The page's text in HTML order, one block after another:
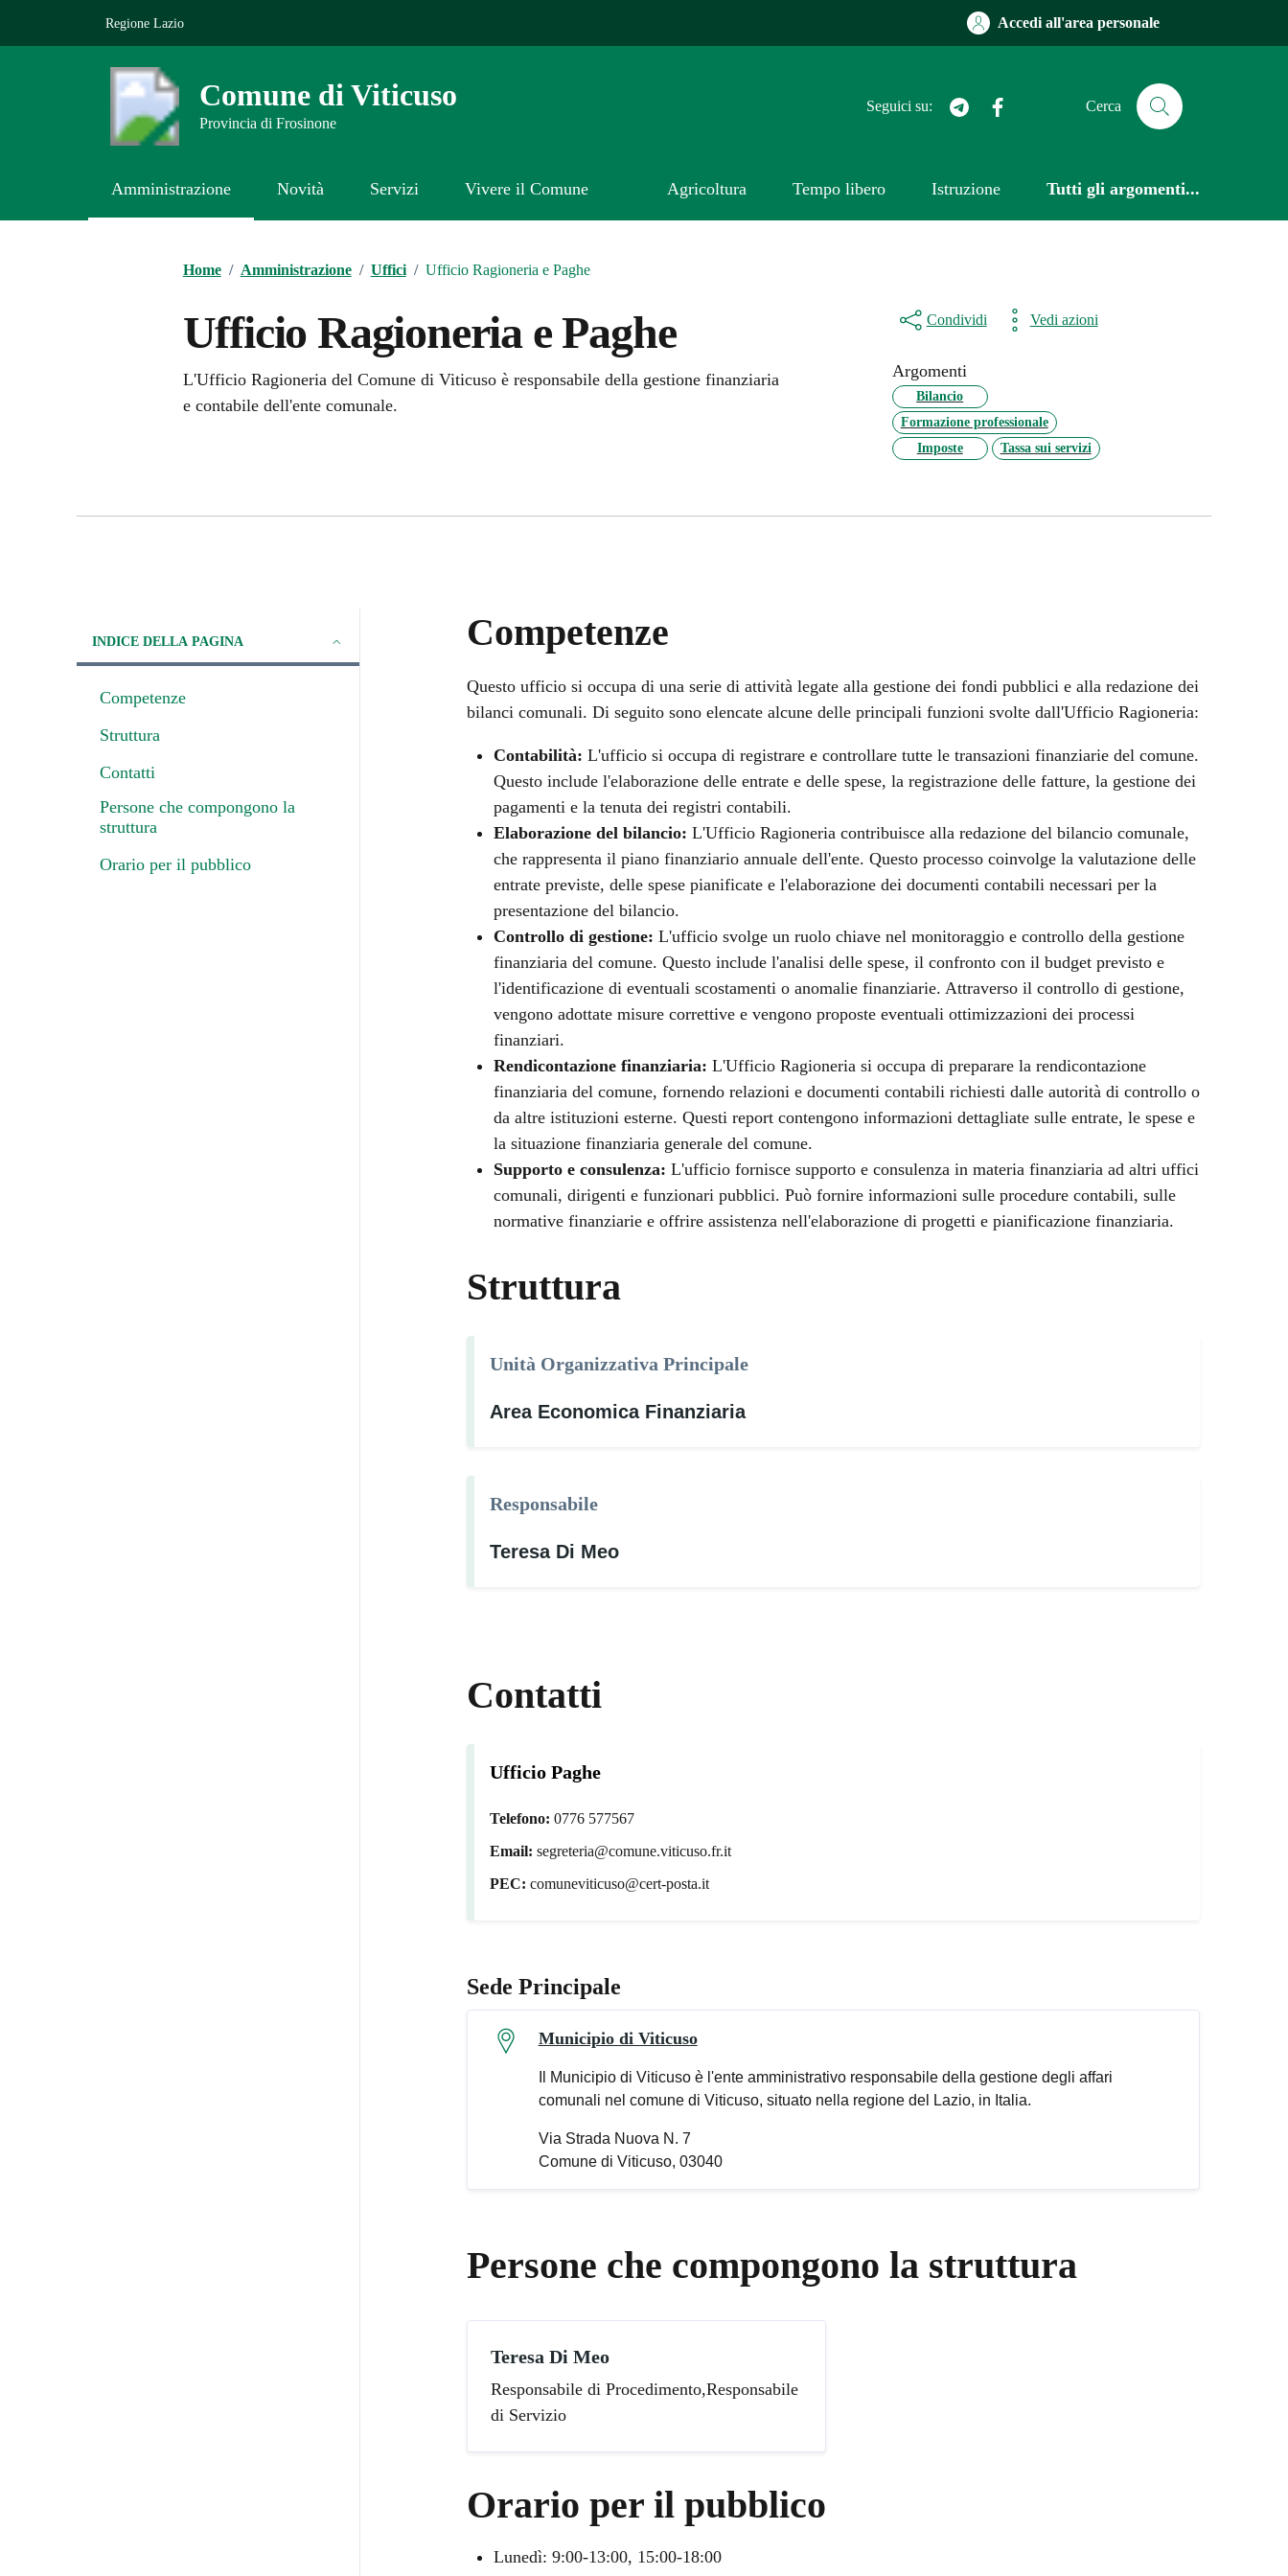
Regione Lazio Accedi all'area personale
Comune di Viticuso
Provincia di Frosinone
Seguici su: FacebooK Cerca
Amministrazione Novità Servizi Vivere il Comune Agricoltura Tempo libero Istruzione Tutti gli argomenti...
Home / Amministrazione / Uffici / Ufficio Ragioneria e Paghe
Ufficio Ragioneria e Paghe
L'Ufficio Ragioneria del Comune di Viticuso è responsabile della gestione finanziaria
e contabile dell'ente comunale.
Condividi Vedi azioni
Argomenti
Bilancio
Formazione professionale
Imposte
Tassa sui servizi
INDICE DELLA PAGINA
Competenze
Struttura
Contatti
Persone che compongono la
struttura
Orario per il pubblico
Competenze
Questo ufficio si occupa di una serie di attività legate alla gestione dei fondi pubblici e alla redazione dei
bilanci comunali. Di seguito sono elencate alcune delle principali funzioni svolte dall'Ufficio Ragioneria:
Contabilità: L'ufficio si occupa di registrare e controllare tutte le transazioni finanziarie del comune.
Questo include l'elaborazione delle entrate e delle spese, la registrazione delle fatture, la gestione dei
pagamenti e la tenuta dei registri contabili.
Elaborazione del bilancio: L'Ufficio Ragioneria contribuisce alla redazione del bilancio comunale,
che rappresenta il piano finanziario annuale dell'ente. Questo processo coinvolge la valutazione delle
entrate previste, delle spese pianificate e l'elaborazione dei documenti contabili necessari per la
presentazione del bilancio.
Controllo di gestione: L'ufficio svolge un ruolo chiave nel monitoraggio e controllo della gestione
finanziaria del comune. Questo include l'analisi delle spese, il confronto con il budget previsto e
l'identificazione di eventuali scostamenti o anomalie finanziarie. Attraverso il controllo di gestione,
vengono adottate misure correttive e vengono proposte eventuali ottimizzazioni dei processi
finanziari.
Rendicontazione finanziaria: L'Ufficio Ragioneria si occupa di preparare la rendicontazione
finanziaria del comune, fornendo relazioni e documenti contabili richiesti dalle autorità di controllo o
da altre istituzioni esterne. Questi report contengono informazioni dettagliate sulle entrate, le spese e
la situazione finanziaria generale del comune.
Supporto e consulenza: L'ufficio fornisce supporto e consulenza in materia finanziaria ad altri uffici
comunali, dirigenti e funzionari pubblici. Può fornire informazioni sulle procedure contabili, sulle
normative finanziarie e offrire assistenza nell'elaborazione di progetti e pianificazione finanziaria.
Struttura
Unità Organizzativa Principale
Area Economica Finanziaria
Responsabile
Teresa Di Meo
Contatti
Ufficio Paghe
Telefono: 0776 577567
Email: segreteria@comune.viticuso.fr.it
PEC: comuneviticuso@cert-posta.it
Sede Principale
Municipio di Viticuso
Il Municipio di Viticuso è l'ente amministrativo responsabile della gestione degli affari
comunali nel comune di Viticuso, situato nella regione del Lazio, in Italia.
Via Strada Nuova N. 7
Comune di Viticuso, 03040
Persone che compongono la struttura
Teresa Di Meo
Responsabile di Procedimento,Responsabile
di Servizio
Orario per il pubblico
Lunedì: 9:00-13:00, 15:00-18:00